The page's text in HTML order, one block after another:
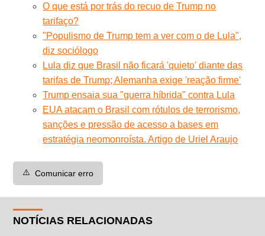
O que está por trás do recuo de Trump no
tarifaço?
"Populismo de Trump tem a ver com o de Lula",
diz sociólogo
Lula diz que Brasil não ficará 'quieto' diante das
tarifas de Trump; Alemanha exige 'reação firme'
Trump ensaia sua "guerra híbrida" contra Lula
EUA atacam o Brasil com rótulos de terrorismo,
sanções e pressão de acesso a bases em
estratégia neomonroísta. Artigo de Uriel Araujo
⚠️ Comunicar erro
NOTÍCIAS RELACIONADAS